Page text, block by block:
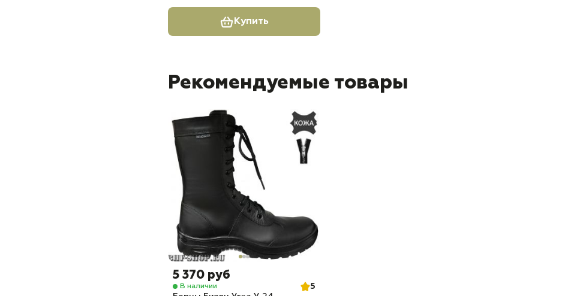
Купить
Рекомендуемые товары
5 370 руб
В наличии
5